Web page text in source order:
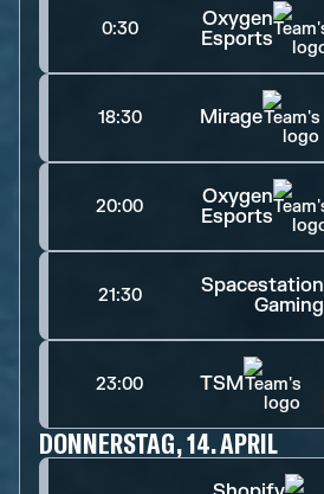
0:30
Oxygen
Esports
18:30 Mirage
20:00
Oxygen
Esports
21:30
Spacestation
Gaming
23:00 TSM
DONNERSTAG, 14. APRIL